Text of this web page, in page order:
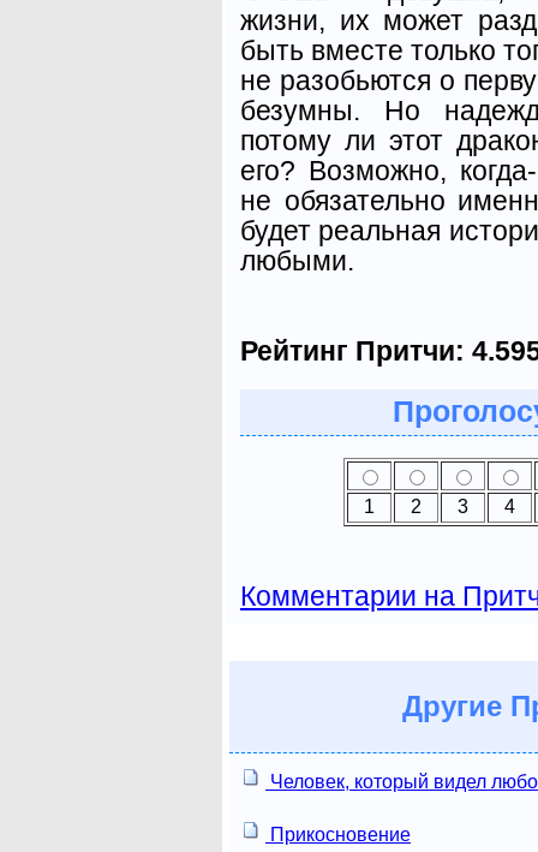
жизни, их может
быть вместе только
не разобьются о
безумны. Но
потому ли этот
его? Возможно,
не обязательно
будет реальная
любыми.
Рейтинг Притчи:
1 2 3 4
Комментарии на
Другие
Человек, который видел
Прикосновение